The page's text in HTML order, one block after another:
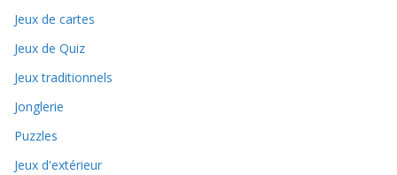
Jeux de cartes
Jeux de Quiz
Jeux traditionnels
Jonglerie
Puzzles
Jeux d'extérieur